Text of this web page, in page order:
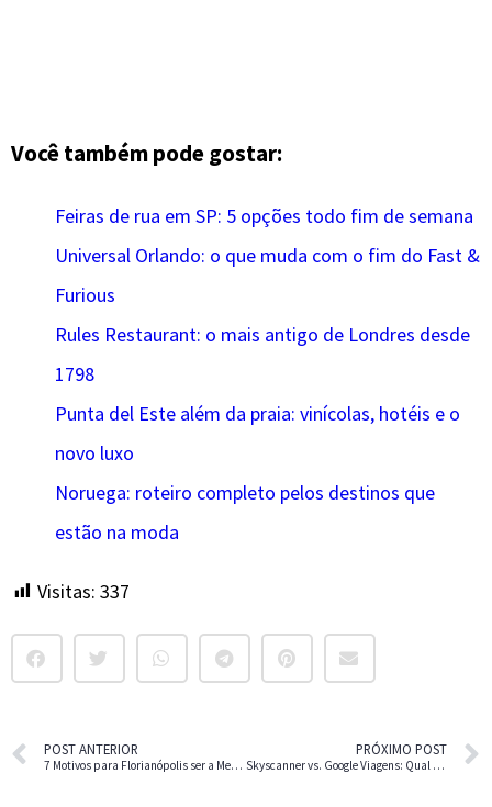
Você também pode gostar:
Feiras de rua em SP: 5 opções todo fim de semana
Universal Orlando: o que muda com o fim do Fast &
Furious
Rules Restaurant: o mais antigo de Londres desde
1798
Punta del Este além da praia: vinícolas, hotéis e o
novo luxo
Noruega: roteiro completo pelos destinos que
estão na moda
Visitas: 337
POST ANTERIOR
7 Motivos para Florianópolis ser a Melhor Cidade para Turismo no Brasil!
PRÓXIMO POST
Skyscanner vs. Google Viagens: Qual é o Melhor para Planejar Suas Viagens?